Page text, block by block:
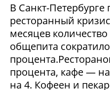
В Санкт-Петербурге
ресторанный
месяцев
общепита
процента, кафе —
на 4. Кофеен и